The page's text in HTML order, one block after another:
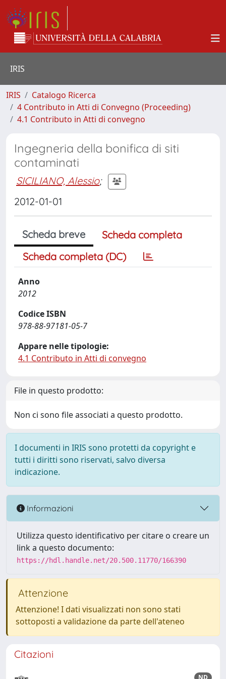
IRIS
IRIS
Catalogo Ricerca
4 Contributo in Atti di Convegno (Proceeding)
4.1 Contributo in Atti di convegno
Ingegneria della bonifica di siti
contaminati
SICILIANO, Alessio;
2012-01-01
Scheda breve
Scheda completa
Scheda completa (DC)
Anno
2012
Codice ISBN
978-88-97181-05-7
Appare nelle tipologie:
4.1 Contributo in Atti di convegno
File in questo prodotto:
Non ci sono file associati a questo prodotto.
I documenti in IRIS sono protetti da copyright e
tutti i diritti sono riservati, salvo diversa
indicazione.
Informazioni
Utilizza questo identificativo per citare o creare un
link a questo documento:
https://hdl.handle.net/20.500.11770/166390
Attenzione
Attenzione! I dati visualizzati non sono stati
sottoposti a validazione da parte dell'ateneo
Citazioni